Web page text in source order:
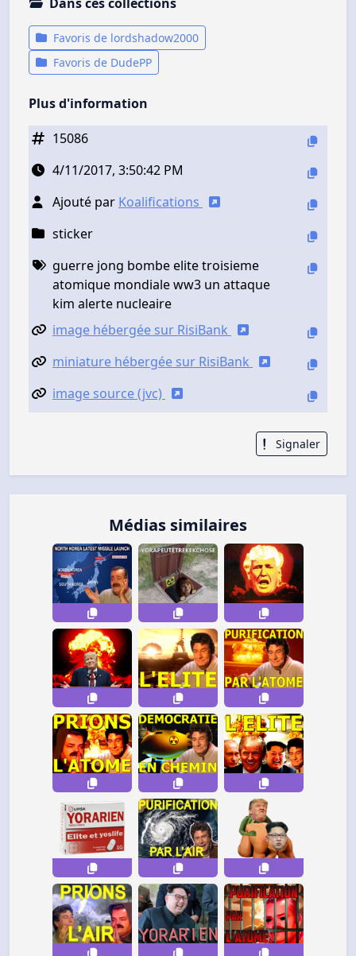
Favoris de lordshadow2000
Favoris de DudePP
Plus d'information
15086
4/11/2017, 3:50:42 PM
Ajouté par Koalifications
sticker
guerre jong bombe elite troisieme
atomique mondiale ww3 un attaque
kim alerte nucleaire
image hébergée sur RisiBank
miniature hébergée sur RisiBank
image source (jvc)
Signaler
Médias similaires